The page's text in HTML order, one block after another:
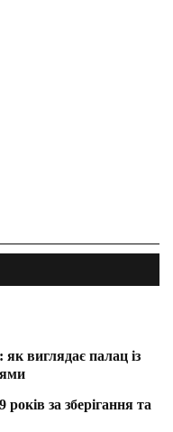
виглядає палац із
за зберігання та